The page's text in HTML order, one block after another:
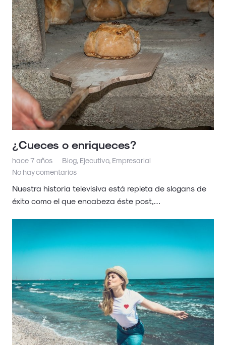
¿Cueces o enriqueces?
hace 7 años Blog, Ejecutivo, Empresarial
No hay comentarios
Nuestra historia televisiva está repleta de slogans de
éxito como el que encabeza éste post,…